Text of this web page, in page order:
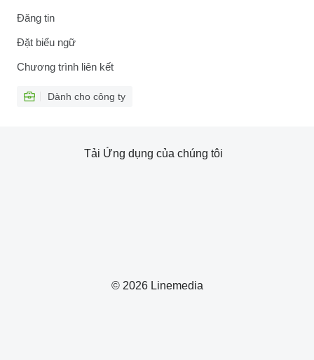
Đăng tin
Đặt biểu ngữ
Chương trình liên kết
Dành cho công ty
© 2026 Linemedia
Tải Ứng dụng của chúng tôi